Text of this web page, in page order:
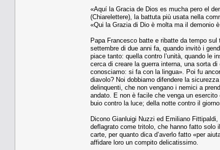
«Aquí la Gracia de Dios es mucha pero el
(Chiarelettere), la battuta più usata nella
«Qui la Grazia di Dio è molta ma il demonio
Papa Francesco batte e ribatte da tempo
settembre di due anni fa, quando invitò i
piace tanto: quella contro l’unità, quando le
cerca di creare la guerra interna, una sorta
conosciamo: si fa con la lingua». Poi fu
diavolo? Noi dobbiamo difendere la
delinquenti, che non vengano i nemici a
andato. E non è facile che venga un
buio contro la luce; della notte contro il
Dicono Gianluigi Nuzzi ed Emiliano
deflagrato come tritolo, che hanno fatto solo
carte, per quanto dica d’averlo fatto «per
affidare loro un compito delicatissimo.